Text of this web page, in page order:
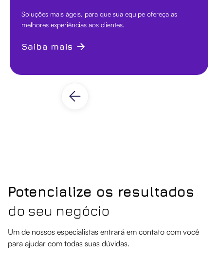
Soluções mais ágeis, para que sua equipe ofereça as
melhores experiências aos clientes.
Saiba mais
Potencialize os resultados
do seu negócio
Um de nossos especialistas entrará em contato com você
para ajudar com todas suas dúvidas.